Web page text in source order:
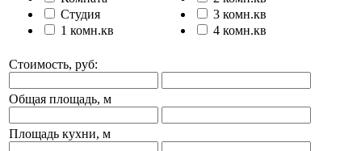
Студия
1 комн.кв
3 комн.кв
4 комн.кв
Стоимость, руб:
Общая площадь, м
Площадь кухни, м